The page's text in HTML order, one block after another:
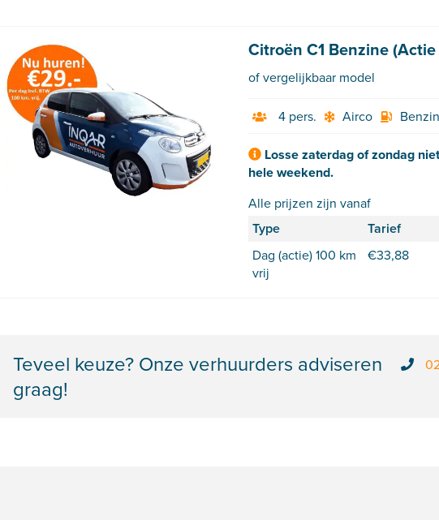
Citroën C1 Benzine
of vergelijkbaar model
4 pers. Airco
Losse zaterdag of zondag
hele weekend.
Alle prijzen zijn vanaf
Type Tarief
Dag (actie) 100 km
vrij
€33,88
Teveel keuze? Onze verhuurders adviseren
graag!